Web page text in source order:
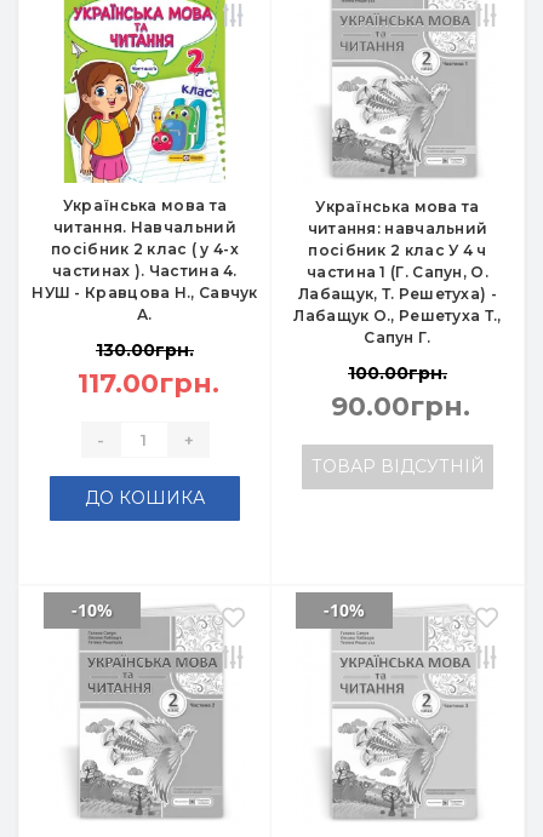
Українська мова та
читання. Навчальний
посібник 2 клас ( у 4-х
частинах ). Частина 4.
НУШ - Кравцова Н., Савчук
А.
130.00грн.
117.00грн.
- +
ДО КОШИКА
Українська мова та
читання: навчальний
посібник 2 клас У 4 ч
частина 1 (Г. Сапун, О.
Лабащук, Т. Решетуха) -
Лабащук О., Решетуха Т.,
Сапун Г.
100.00грн.
90.00грн.
ТОВАР ВІДСУТНІЙ
-10% -10%